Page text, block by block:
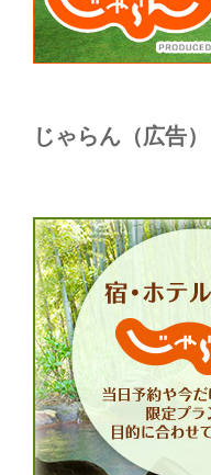
じゃらん（広告）